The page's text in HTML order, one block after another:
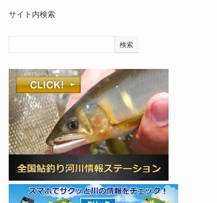
サイト内検索
検索